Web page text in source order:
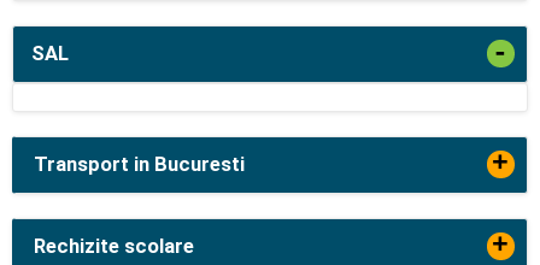
SAL -
Transport in Bucuresti +
Rechizite scolare +